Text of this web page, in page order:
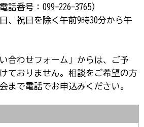
話番号：099-226-3765）
、祝日を除く午前9時30分から午
合わせフォーム」からは、ご予
ておりません。相談をご希望の方
まで電話でお申込みください。